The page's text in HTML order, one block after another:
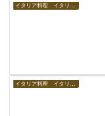
イタリア料理 イタリアの食べ物
イタリア料理 イタリアの食べ物